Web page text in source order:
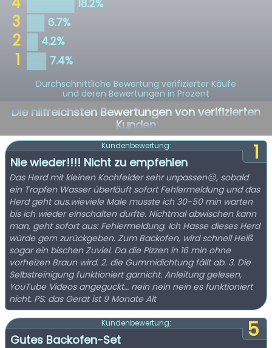
Durchschnittliche Bewertung verifizierter Käufe
und deren Bewertungen in Prozent
Die hilfreichsten Bewertungen von verifizierten
Kunden
1
Kundenbewertung:
Nie wieder!!!! Nicht zu empfehlen
Das Herd mit kleinen Kochfelder sehr unpassen😑, sobald
ein Tropfen Wasser überläuft sofort Fehlermeldung und das
Herd geht aus.wieviele Male musste ich 30-50 min warten
bis ich wieder einschalten durfte. Nichtmal abwischen kann
man, geht sofort aus: Fehlermeldung. Ich Hasse dieses Herd
würde gern zurückgeben. Zum Backofen, wird schnell Heiß
sogar ein bischen Zuviel. Da die Pizzen in 16 min ohne
vorheizen Braun wird. 2. die Gummidichtung fällt ab. 3. Die
Selbstreinigung funktioniert garnicht. Anleitung gelesen,
YouTube Videos angeguckt… nein nein nein es funktioniert
nicht. PS: das Gerät ist 9 Monate Alt
5
Kundenbewertung:
Gutes Backofen-Set